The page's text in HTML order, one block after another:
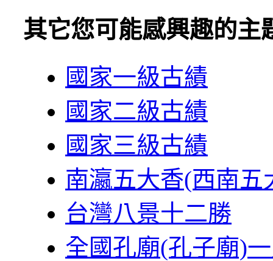
其它您可能感興趣的主
國家一級古績
國家二級古績
國家三級古績
南瀛五大香(西南五
台灣八景十二勝
全國孔廟(孔子廟)